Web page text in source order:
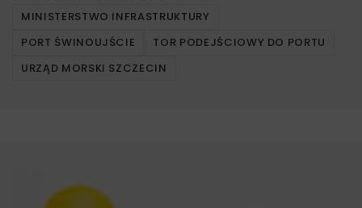
MINISTERSTWO INFRASTRUKTURY
PORT ŚWINOUJŚCIE
TOR PODEJŚCIOWY DO PORTU
URZĄD MORSKI SZCZECIN